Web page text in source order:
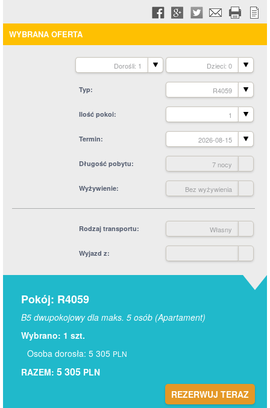
WYBRANA OFERTA
Dorośli: 1 Dzieci: 0
Typ R4059
Ilość pokoi 1
Termin 2026-08-15
Długość pobytu 7 nocy
Wyżywienie Bez wyżywienia
Rodzaj transportu Własny
Wyjazd z
Pokój: R4059
B5 dwupokojowy dla maks. 5 osób (Apartament)
Wybrano: 1 szt.
Osoba dorosła: 5 305 PLN
RAZEM: 5 305 PLN
REZERWUJ TERAZ